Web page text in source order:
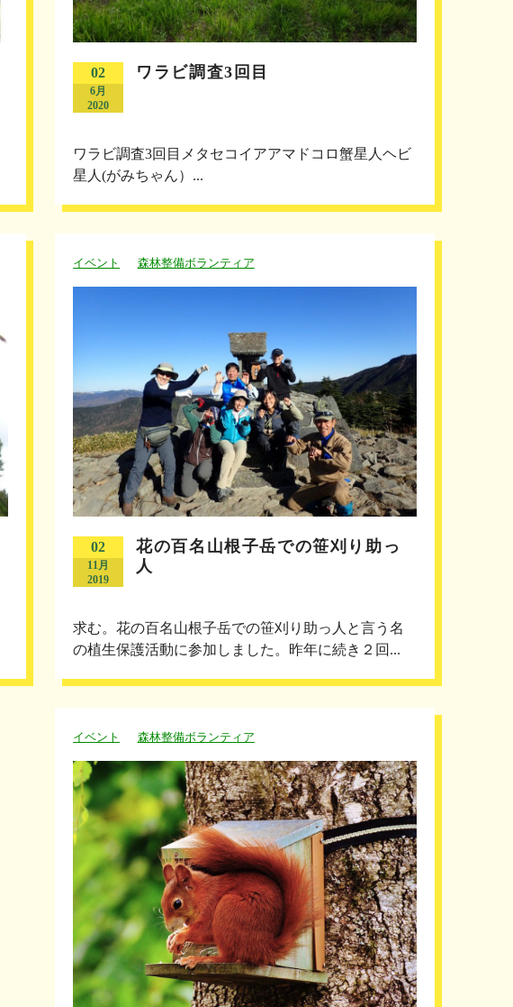
02
6月
2020
ワラビ調査3回目
ワラビ調査3回目メタセコイアアマドコロ蟹星人ヘビ
星人(がみちゃん）...
イベント 森林整備ボランティア
02
11月
2019
花の百名山根子岳での笹刈り助っ
人
求む。花の百名山根子岳での笹刈り助っ人と言う名
の植生保護活動に参加しました。昨年に続き２回...
イベント 森林整備ボランティア